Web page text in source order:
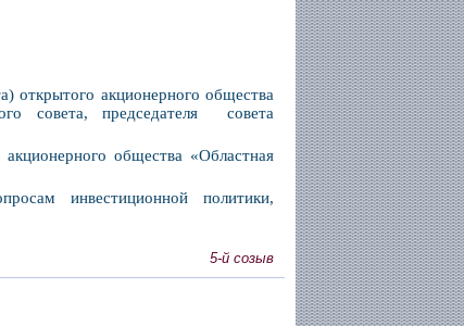
открытого акционерного общества
совета, председателя совета
общества «Областная
инвестиционной политики,
5-й созыв